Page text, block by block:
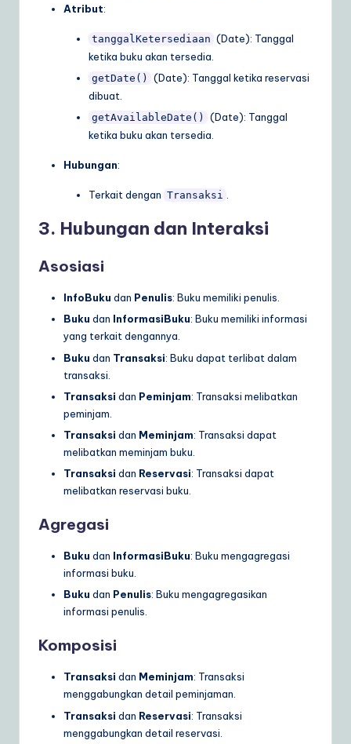
Atribut:
tanggalKetersediaan (Date): Tanggal
ketika buku akan tersedia.
getDate()
(Date): Tanggal ketika reservasi
dibuat.
getAvailableDate()
(Date): Tanggal
ketika buku akan tersedia.
Hubungan:
Terkait dengan Transaksi
3. Hubungan dan Interaksi
Asosiasi
InfoBuku dan Penulis: Buku memiliki penulis.
Buku dan InformasiBuku: Buku memiliki informasi
yang terkait dengannya.
Buku dan Transaksi: Buku dapat terlibat dalam
transaksi.
Transaksi dan Peminjam: Transaksi melibatkan
peminjam.
Transaksi dan Meminjam: Transaksi dapat
melibatkan meminjam buku.
Transaksi dan Reservasi: Transaksi dapat
melibatkan reservasi buku.
Agregasi
Buku dan InformasiBuku: Buku mengagregasi
informasi buku.
Buku dan Penulis: Buku mengagregasikan
informasi penulis.
Komposisi
Transaksi dan Meminjam: Transaksi
menggabungkan detail peminjaman.
Transaksi dan Reservasi: Transaksi
menggabungkan detail reservasi.